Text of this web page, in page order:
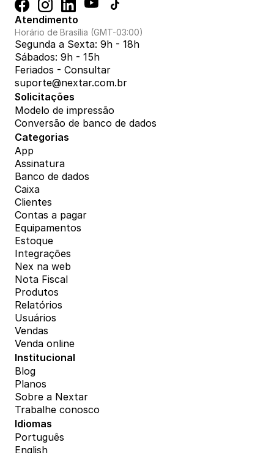
Atendimento
Horário de Brasília (GMT-03:00)
Segunda a Sexta: 9h - 18h
Sábados: 9h - 15h
Feriados - Consultar
suporte@nextar.com.br
Solicitações
Modelo de impressão
Conversão de banco de dados
Categorias
App
Assinatura
Banco de dados
Caixa
Clientes
Contas a pagar
Equipamentos
Estoque
Integrações
Nex na web
Nota Fiscal
Produtos
Relatórios
Usuários
Vendas
Venda online
Institucional
Blog
Planos
Sobre a Nextar
Trabalhe conosco
Idiomas
Português
English